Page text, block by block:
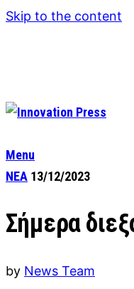
Skip to the content
Menu
ΝΕΑ 13/12/2023
Σήμερα
by News Team